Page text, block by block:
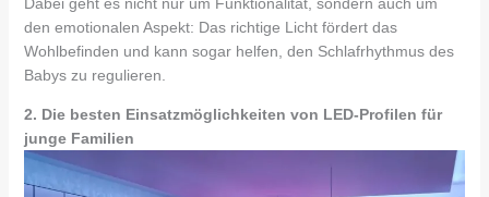
den emotionalen Aspekt: Das richtige Licht fördert das
Wohlbefinden und kann sogar helfen, den Schlafrhythmus des
Babys zu regulieren.
2. Die besten Einsatzmöglichkeiten von LED-Profilen für
junge Familien